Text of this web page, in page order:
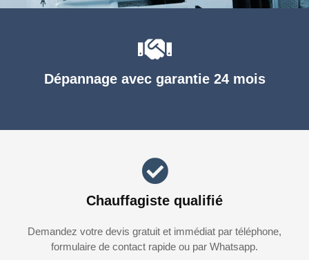
Dépannage avec garantie 24 mois
Chauffagiste qualifié
Demandez votre devis gratuit et immédiat par téléphone,
formulaire de contact rapide ou par Whatsapp.